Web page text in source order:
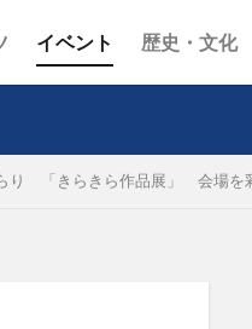
イベント 歴史・文化
り 「きらきら作品展」 会場を